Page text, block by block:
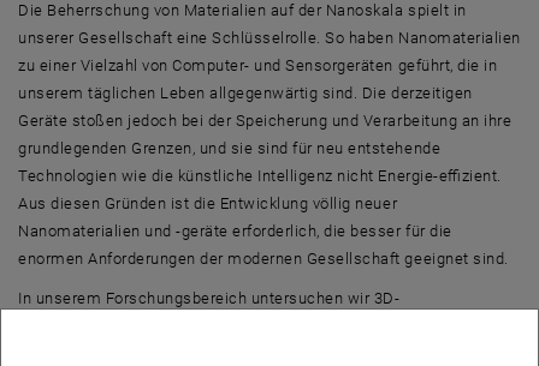
Team
Research
News
Publications
Teaching
Talks
Software
Jobs
Die Beherrschung von Materialien auf der Nanoskala spielt in
unserer Gesellschaft eine Schlüsselrolle. So haben Nanomaterialien
zu einer Vielzahl von Computer- und Sensorgeräten geführt, die in
unserem täglichen Leben allgegenwärtig sind. Die derzeitigen
Geräte stoßen jedoch bei der Speicherung und Verarbeitung an ihre
grundlegenden Grenzen, und sie sind für neu entstehende
Technologien wie die künstliche Intelligenz nicht Energie-effizient.
Aus diesen Gründen ist die Entwicklung völlig neuer
Nanomaterialien und -geräte erforderlich, die besser für die
enormen Anforderungen der modernen Gesellschaft geeignet sind.
In unserem Forschungsbereich untersuchen wir 3D-